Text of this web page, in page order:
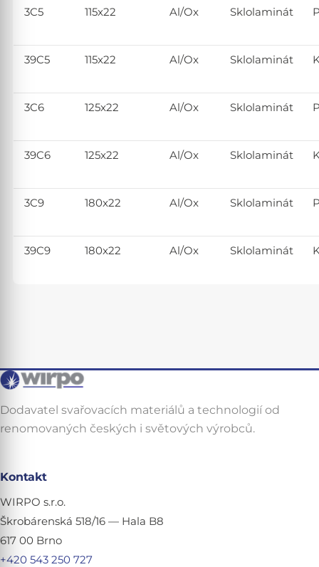
3C5 115x22 Al/Ox Sklolaminát
39C5 115x22 Al/Ox Sklolaminát
3C6 125x22 Al/Ox Sklolaminát
39C6 125x22 Al/Ox Sklolaminát
3C9 180x22 Al/Ox Sklolaminát
39C9 180x22 Al/Ox Sklolaminát
Dodavatel svařovacích materiálů a technologií od
renomovaných českých i světových výrobců.
Kontakt
WIRPO s.r.o.
Škrobárenská 518/16 — Hala B8
617 00 Brno
+420 543 250 727